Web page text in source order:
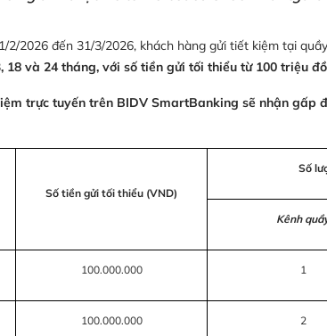
2/2026 đến 31/3/2026, khách hàng gửi tiết kiệm tại
18 và 24 tháng, với số tiền gửi tối thiểu từ 100 triệu
trực tuyến trên BIDV SmartBanking sẽ nhận gấp
Số tiền gửi tối thiểu (VND)
Số
Kênh
100.000.000 1
100.000.000 2